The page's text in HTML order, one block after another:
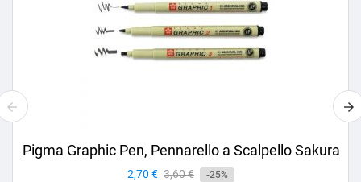
Pigma Graphic Pen, Pennarello a Scalpello Sakura
Prezzo
2,70 € Prezzo
3,60 € -25%